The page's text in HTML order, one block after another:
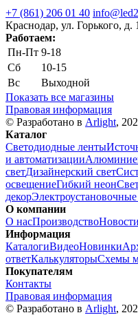
+7 (861) 206 01 40
Краснодар, ул. Горького, д.
Работаем:
Пн-Пт 9-18
Сб
10-15
Вс
Выходной
Показать все магазины
Правовая информация
© Разработано в Arlight,
Каталог
Светодиодные ленты
и автоматизации
светДизайнерский свет
освещениеГибкий неон
декор
О компании
О насПроизводствоНовости
Информация
КаталогиВидеоНовинки
ответКалькуляторыСхемы
Покупателям
Контакты
Правовая информация
© Разработано в Arlight,